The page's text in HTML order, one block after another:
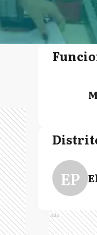
EP
Ads